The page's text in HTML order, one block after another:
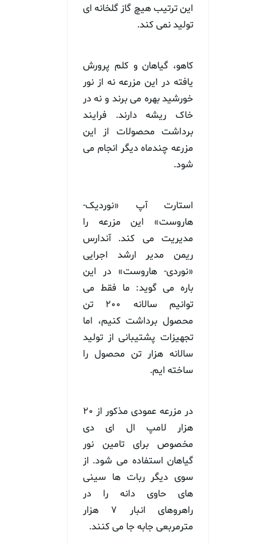
این ترتیب هیچ گاز گلخانه ای
تولید نمی کند.
کاهو، گیاهان و کلم پرورش
یافته در این مزرعه نه از نور
خورشید بهره می برند و نه در
خاک ریشه دارند. فرایند
برداشت محصولات از این
مزرعه چندماه دیگر انجام می
شود.
استارت آپ «نوردیک-
هاروست» این مزرعه را
مدیریت می کند. آندارس
ریمن مدیر ارشد اجرایی
«نوردی- هاروست» در این
باره می گوید: ما فقط می
توانیم سالانه ۲۰۰ تن
محصول برداشت کنیم، اما
تجهیزات پشتیبانی از تولید
سالانه هزار تن محصول را
ساخته ایم.
در مزرعه عمودی مذکور از ۲۰
هزار لامپ ال ای دی
مخصوص برای تامین نور
گیاهان استفاده می شود. از
سوی دیگر ربات ها سینی
های حاوی دانه را در
راهروهای انبار ۷ هزار
مترمربعی جابه جا می کنند.